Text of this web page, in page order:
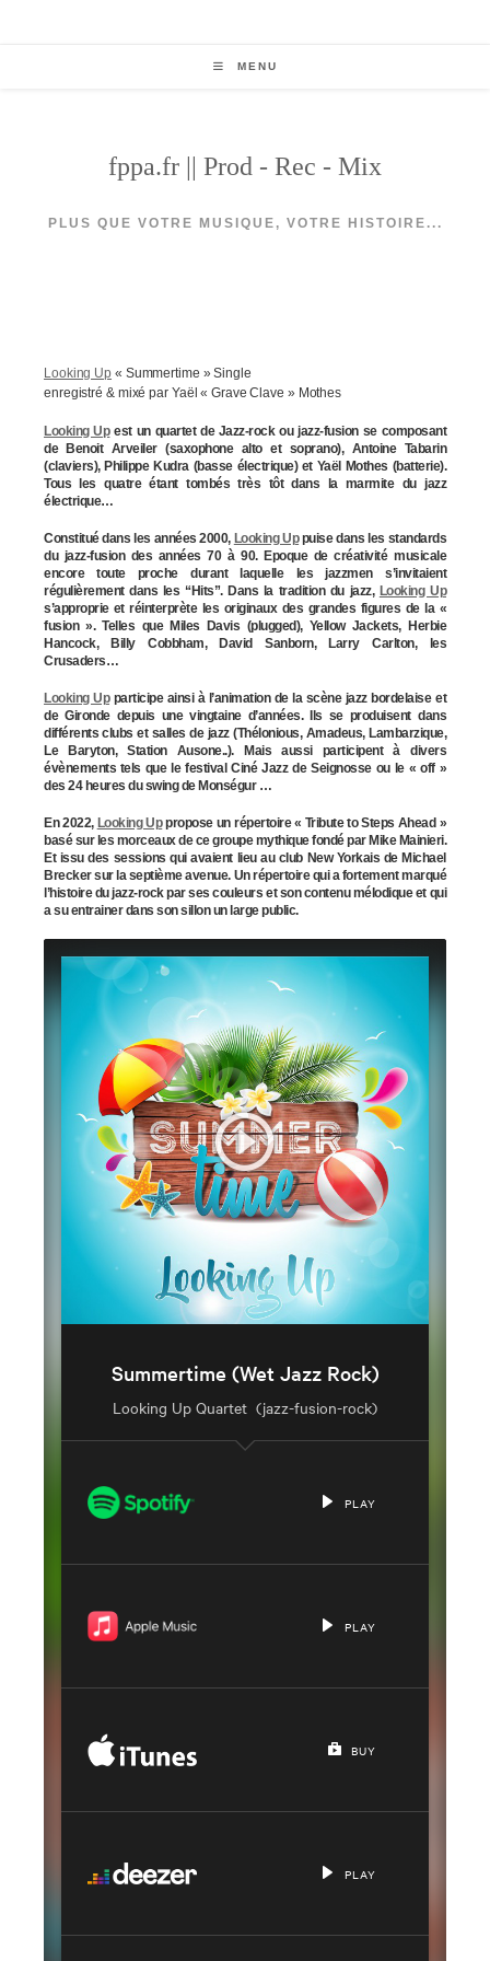
MENU
fppa.fr || Prod - Rec - Mix
PLUS QUE VOTRE MUSIQUE, VOTRE HISTOIRE...
Looking Up « Summertime » Single
enregistré & mixé par Yaël « Grave Clave » Mothes
Looking Upest un quartet de Jazz-rock ou jazz-fusion se composant
de Benoit Arveiler (saxophone alto et soprano), Antoine Tabarin
(claviers), Philippe Kudra (basse électrique) et Yaël Mothes (batterie).
Tous les quatre étant tombés très tôt dans la marmite du jazz
électrique…
Constitué dans les années 2000, Looking Uppuise dans les standards
du jazz-fusion des années 70 à 90. Epoque de créativité musicale
encore toute proche durant laquelle les jazzmen s’invitaient
régulièrement dans les “Hits”. Dans la tradition du jazz, Looking Up
s’approprie et réinterprète les originaux des grandes figures de la «
fusion ». Telles que Miles Davis (plugged), Yellow Jackets, Herbie
Hancock, Billy Cobbham, David Sanborn, Larry Carlton, les
Crusaders…
Looking Upparticipe ainsi à l’animation de la scène jazz bordelaise et
de Gironde depuis une vingtaine d’années. Ils se produisent dans
différents clubs et salles de jazz (Thélonious, Amadeus, Lambarzique,
Le Baryton, Station Ausone..). Mais aussi participent à divers
évènements tels que le festival Ciné Jazz de Seignosse ou le « off »
des 24 heures du swing de Monségur …
En 2022, Looking Uppropose un répertoire « Tribute to Steps Ahead »
basé sur les morceaux de ce groupe mythique fondé par Mike Mainieri.
Et issu des sessions qui avaient lieu au club New Yorkais de Michael
Brecker sur la septième avenue. Un répertoire qui a fortement marqué
l’histoire du jazz-rock par ses couleurs et son contenu mélodique et qui
a su entrainer dans son sillon un large public.